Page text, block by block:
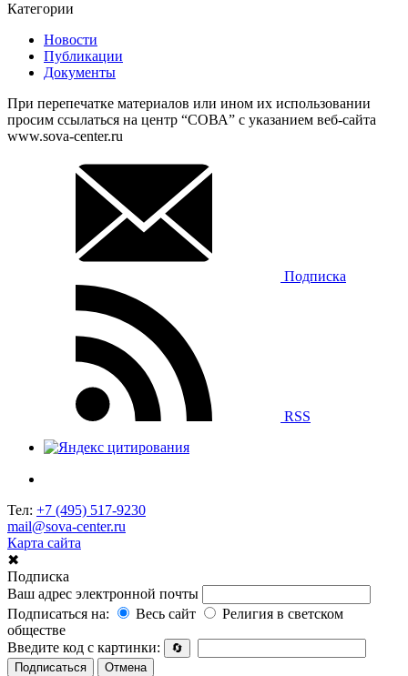
Категории
Новости
Публикации
Документы
При перепечатке материалов или ином их использовании
просим ссылаться на центр “СОВА” с указанием веб-сайта
www.sova-center.ru
Подписка
RSS
Тел: +7 (495) 517-9230
mail@sova-center.ru
Карта сайта
✖
Подписка
Ваш адрес электронной почты
Подписаться на:
Весь сайт
Религия в светском
обществе
Введите код с картинки:
🔄
Подписаться
Отмена